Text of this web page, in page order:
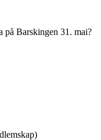
på Barskingen 31. mai?